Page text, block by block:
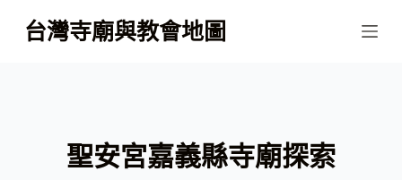
跳
至
台灣寺廟與教會地圖
聖安宮嘉義縣寺廟探索